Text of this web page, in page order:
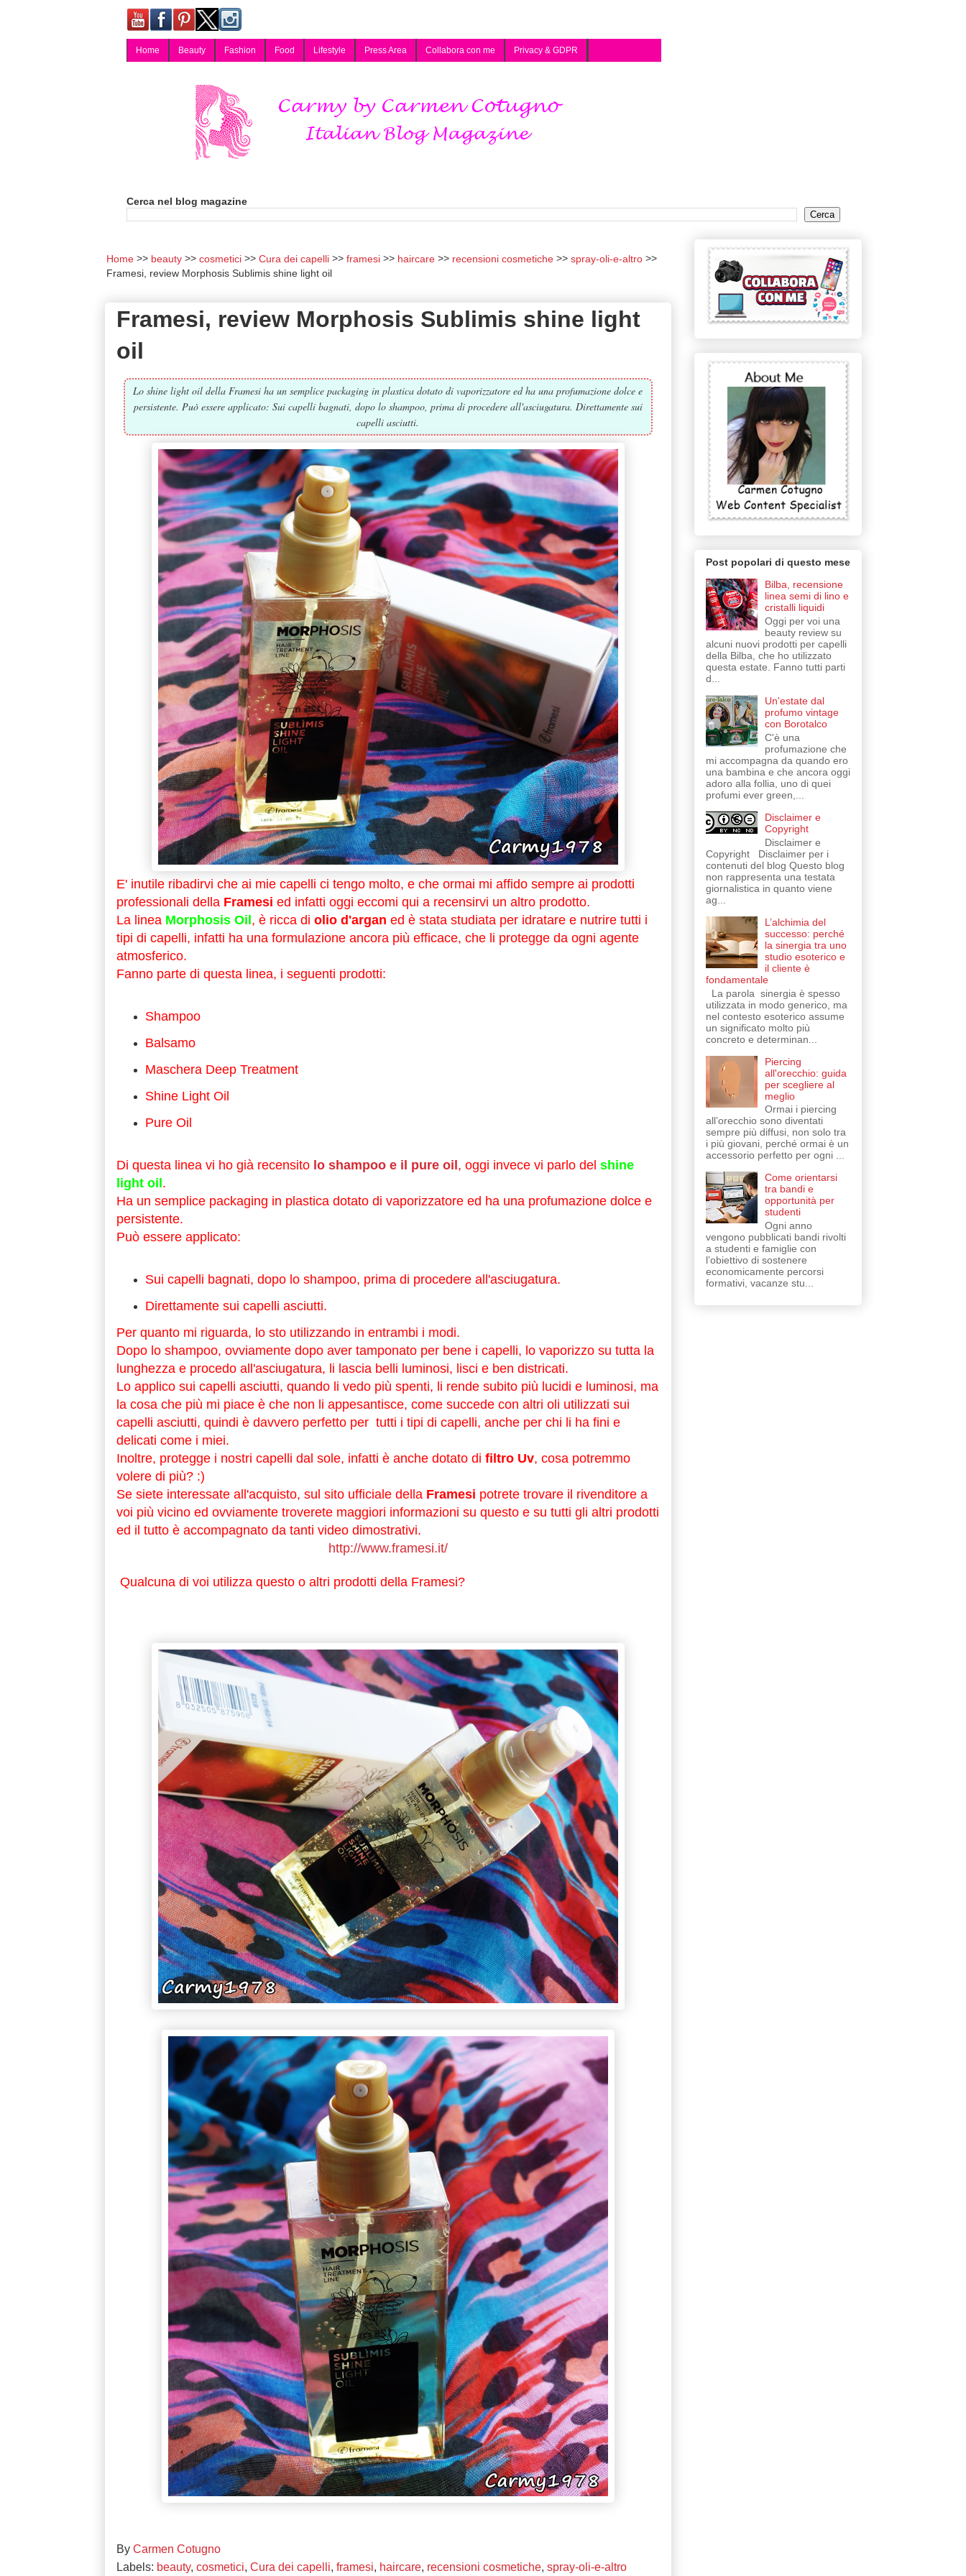
Home Beauty Fashion Food Lifestyle Press Area Collabora con me Privacy & GDPR
Cerca nel blog magazine
Home beauty cosmetici Cura dei capelli framesi haircare recensioni cosmetiche
spray-oli-e-altro
Framesi, review Morphosis Sublimis shine light oil
Framesi, review Morphosis Sublimis shine light
oil
Lo shine light oil della Framesi ha un semplice packaging in plastica dotato di vaporizzatore ed ha una profumazione dolce e
persistente. Può essere applicato: Sui capelli bagnati, dopo lo shampoo, prima di procedere all'asciugatura. Direttamente sui
capelli asciutti.
E' inutile ribadirvi che ai mie capelli ci tengo molto, e che ormai mi affido sempre ai prodotti
professionali della Framesi ed infatti oggi eccomi qui a recensirvi un altro prodotto.
La linea Morphosis Oil , è ricca di olio d'argan ed è stata studiata per idratare e nutrire tutti i
tipi di capelli, infatti ha una formulazione ancora più efficace, che li protegge da ogni agente
atmosferico.
Fanno parte di questa linea, i seguenti prodotti:
Shampoo
Balsamo
Maschera Deep Treatment
Shine Light Oil
Pure Oil
Di questa linea vi ho già recensito lo shampoo e il pure oil , oggi invece vi parlo del shine
light oil .
Ha un semplice packaging in plastica dotato di vaporizzatore ed ha una profumazione dolce e
persistente.
Può essere applicato:
Sui capelli bagnati, dopo lo shampoo, prima di procedere all'asciugatura.
Direttamente sui capelli asciutti.
Per quanto mi riguarda, lo sto utilizzando in entrambi i modi.
Dopo lo shampoo, ovviamente dopo aver tamponato per bene i capelli, lo vaporizzo su tutta la
lunghezza e procedo all'asciugatura, li lascia belli luminosi, lisci e ben districati.
Lo applico sui capelli asciutti, quando li vedo più spenti, li rende subito più lucidi e luminosi, ma
la cosa che più mi piace è che non li appesantisce, come succede con altri oli utilizzati sui
capelli asciutti, quindi è davvero perfetto per tutti i tipi di capelli, anche per chi li ha fini e
delicati come i miei.
Inoltre, protegge i nostri capelli dal sole, infatti è anche dotato di filtro Uv, cosa potremmo
volere di più? :)
Se siete interessate all'acquisto, sul sito ufficiale della Framesi potrete trovare il rivenditore a
voi più vicino ed ovviamente troverete maggiori informazioni su questo e su tutti gli altri prodotti
ed il tutto è accompagnato da tanti video dimostrativi.
http://www.framesi.it/
Qualcuna di voi utilizza questo o altri prodotti della Framesi?
By Carmen Cotugno
Labels: beauty, cosmetici, Cura dei capelli, framesi, haircare, recensioni cosmetiche, spray-oli-e-altro
Post popolari di questo mese
Bilba, recensione
linea semi di lino e
cristalli liquidi
Oggi per voi una
beauty review su
alcuni nuovi prodotti per capelli
della Bilba, che ho utilizzato
questa estate. Fanno tutti parti
d...
Un'estate dal
profumo vintage
con Borotalco
C'è una
profumazione che
mi accompagna da quando ero
una bambina e che ancora oggi
adoro alla follia, uno di quei
profumi ever green,...
Disclaimer e
Copyright
Disclaimer e
Copyright Disclaimer per i
contenuti del blog Questo blog
non rappresenta una testata
giornalistica in quanto viene
ag...
L’alchimia del
successo: perché
la sinergia tra uno
studio esoterico e
il cliente è
fondamentale
La parola sinergia è spesso
utilizzata in modo generico, ma
nel contesto esoterico assume
un significato molto più
concreto e determinan...
Piercing
all'orecchio: guida
per scegliere al
meglio
Ormai i piercing
all’orecchio sono diventati
sempre più diffusi, non solo tra
i più giovani, perché ormai è un
accessorio perfetto per ogni ...
Come orientarsi
tra bandi e
opportunità per
studenti
Ogni anno
vengono pubblicati bandi rivolti
a studenti e famiglie con
l’obiettivo di sostenere
economicamente percorsi
formativi, vacanze stu...